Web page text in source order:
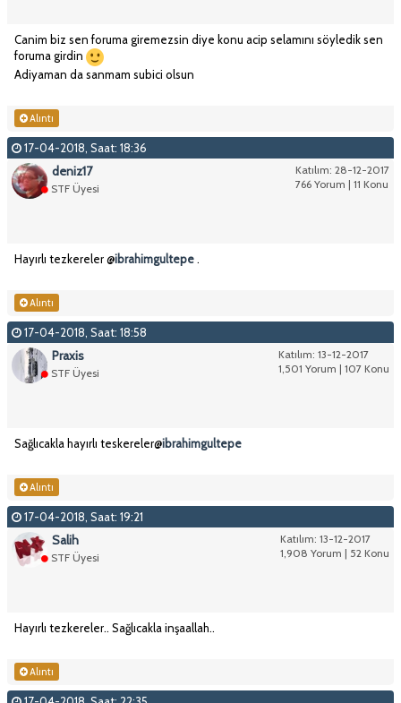
Canim biz sen foruma giremezsin diye konu acip selamını söyledik sen
foruma girdin
Adiyaman da sanmam subici olsun
Alıntı
17-04-2018, Saat: 18:36
Katılım: 28-12-2017
766 Yorum | 11 Konu
deniz17
STF Üyesi
Hayırlı tezkereler @ibrahimgultepe .
Alıntı
17-04-2018, Saat: 18:58
Katılım: 13-12-2017
1,501 Yorum | 107 Konu
Praxis
STF Üyesi
Sağlıcakla hayırlı teskereler@ibrahimgultepe
Alıntı
17-04-2018, Saat: 19:21
Katılım: 13-12-2017
1,908 Yorum | 52 Konu
Salih
STF Üyesi
Hayırlı tezkereler.. Sağlıcakla inşaallah..
Alıntı